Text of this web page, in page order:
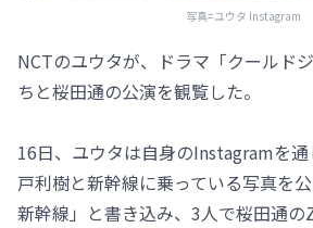
写真=ユウタ Instagram
NCTのユウタが、ドラマ「クールド
ちと桜田通の公演を観覧した。
16日、ユウタは自身のInstagramを
戸利樹と新幹線に乗っている写真を
新幹線」と書き込み、3人で桜田通の